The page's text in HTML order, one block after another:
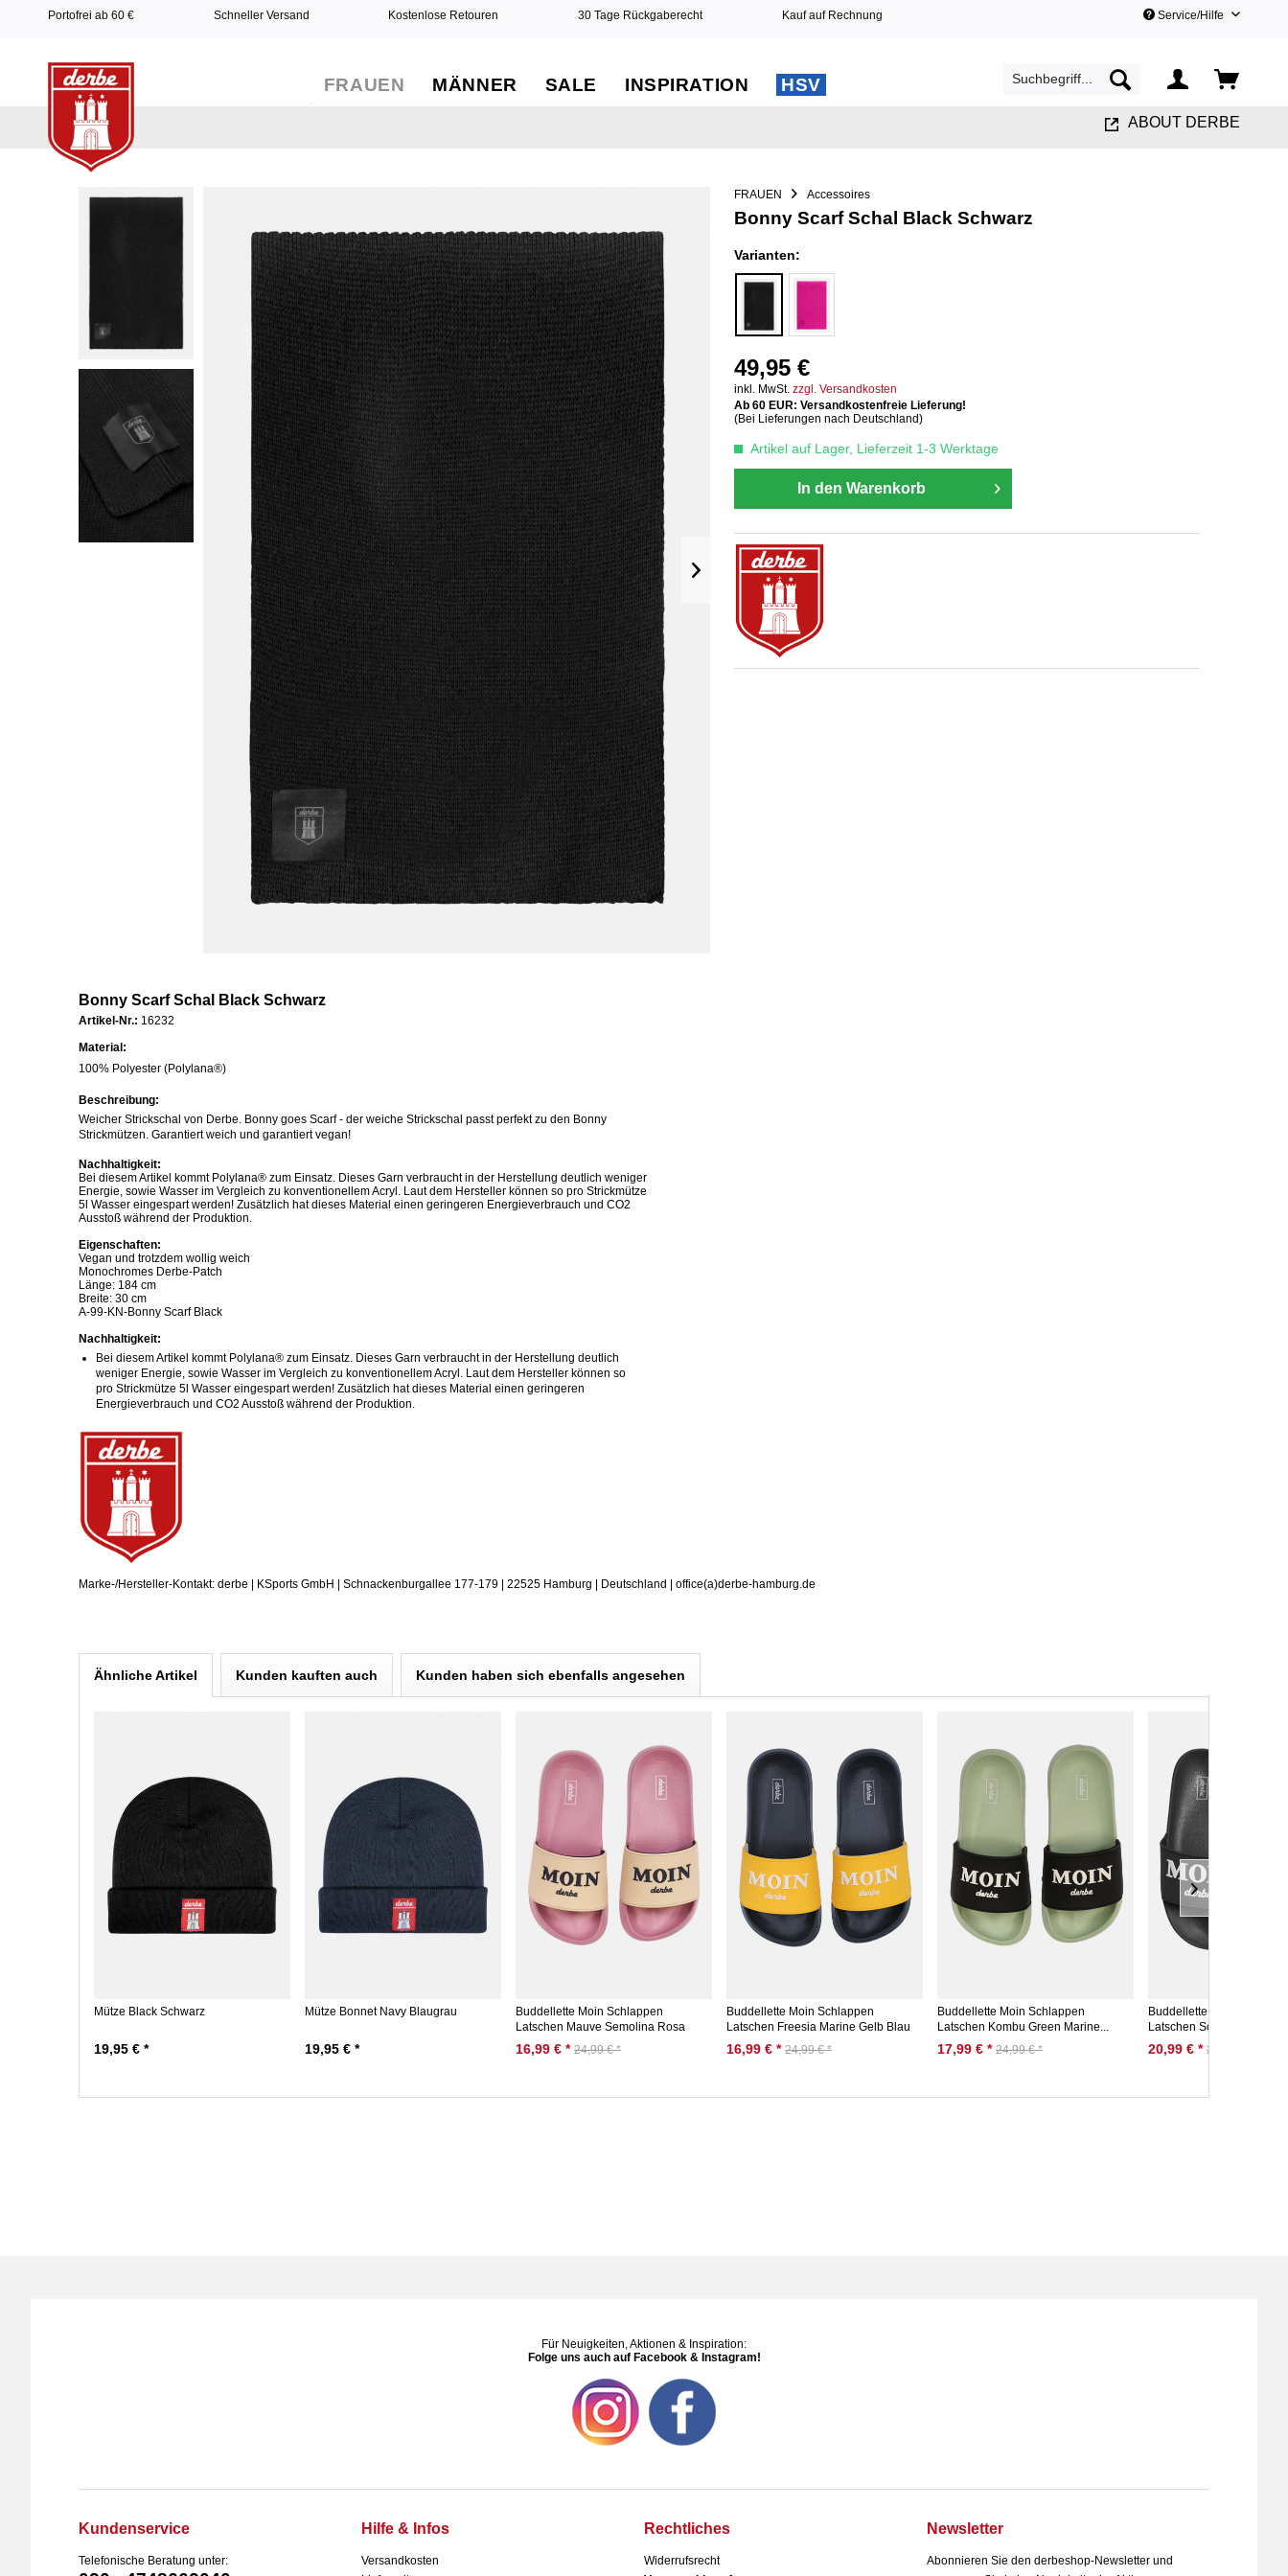
Portofrei ab 60 € Schneller Versand Kostenlose Retouren 30 Tage Rückgaberecht Kauf auf Rechnung Service/Hilfe
FRAUEN MÄNNER SALE INSPIRATION HSV
ABOUT DERBE
FRAUEN Accessoires
Bonny Scarf Schal Black Schwarz
Varianten:
49,95 €
inkl. MwSt.zzgl. Versandkosten
Ab 60 EUR: Versandkostenfreie Lieferung!
(Bei Lieferungen nach Deutschland)
Artikel auf Lager, Lieferzeit 1-3 Werktage
In den Warenkorb
Bonny Scarf Schal Black Schwarz
Artikel-Nr.: 16232
Material:
100% Polyester (Polylana®)
Beschreibung:
Weicher Strickschal von Derbe. Bonny goes Scarf - der weiche Strickschal passt perfekt zu den Bonny
Strickmützen. Garantiert weich und garantiert vegan!
Nachhaltigkeit:
Bei diesem Artikel kommt Polylana® zum Einsatz. Dieses Garn verbraucht in der Herstellung deutlich weniger
Energie, sowie Wasser im Vergleich zu konventionellem Acryl. Laut dem Hersteller können so pro Strickmütze
5l Wasser eingespart werden! Zusätzlich hat dieses Material einen geringeren Energieverbrauch und CO2
Ausstoß während der Produktion.
Eigenschaften:
Vegan und trotzdem wollig weich
Monochromes Derbe-Patch
Länge: 184 cm
Breite: 30 cm
A-99-KN-Bonny Scarf Black
Nachhaltigkeit:
Bei diesem Artikel kommt Polylana® zum Einsatz. Dieses Garn verbraucht in der Herstellung deutlich
weniger Energie, sowie Wasser im Vergleich zu konventionellem Acryl. Laut dem Hersteller können so
pro Strickmütze 5l Wasser eingespart werden! Zusätzlich hat dieses Material einen geringeren
Energieverbrauch und CO2 Ausstoß während der Produktion.
Marke-/Hersteller-Kontakt: derbe | KSports GmbH | Schnackenburgallee 177-179 | 22525 Hamburg | Deutschland | office(a)derbe-hamburg.de
Ähnliche Artikel Kunden kauften auch Kunden haben sich ebenfalls angesehen
Mütze Black Schwarz
19,95 € *
Mütze Bonnet Navy Blaugrau
19,95 € *
Buddellette Moin Schlappen
Latschen Mauve Semolina Rosa
16,99 € * 24,99 € *
Buddellette Moin Schlappen
Latschen Freesia Marine Gelb Blau
16,99 € * 24,99 € *
Buddellette Moin Schlappen
Latschen Kombu Green Marine...
17,99 € * 24,99 € *
Buddellette Moin
Latschen Schwarz Offwhite
20,99 € * 24,99 € *
Für Neuigkeiten, Aktionen & Inspiration:
Folge uns auch auf Facebook & Instagram!
Kundenservice
Telefonische Beratung unter:
Hilfe & Infos
Versandkosten
Rechtliches
Widerrufsrecht
Newsletter
Abonnieren Sie den derbeshop-Newsletter und